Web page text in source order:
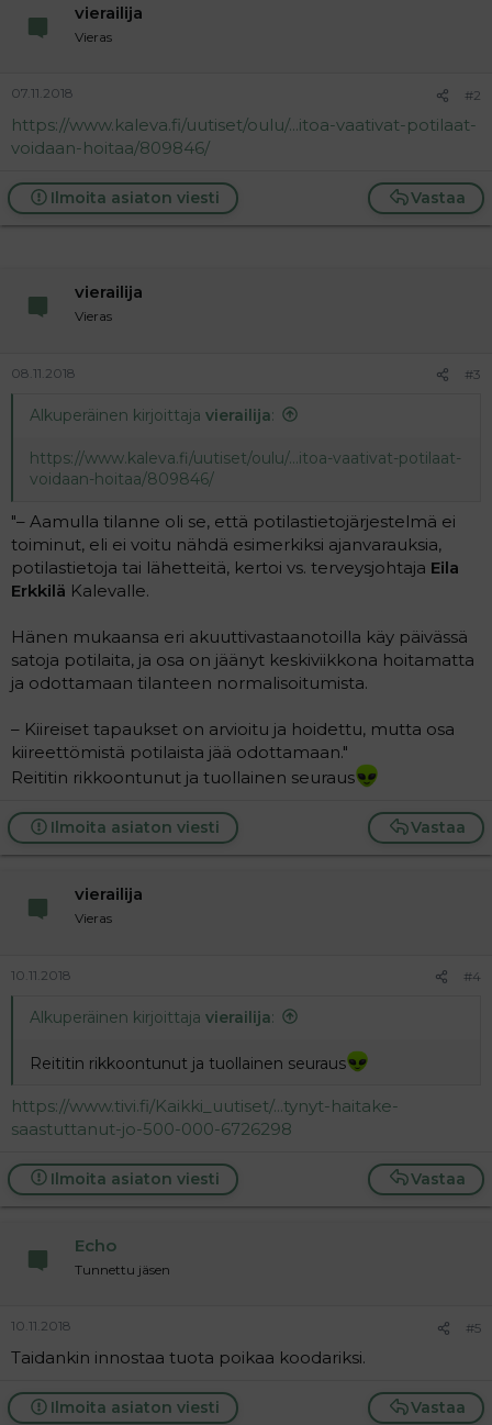
vierailija
Vieras
07.11.2018 #2
https://www.kaleva.fi/uutiset/oulu/...itoa-vaativat-potilaat-
voidaan-hoitaa/809846/
Vastaa
Ilmoita asiaton viesti
vierailija
Vieras
08.11.2018 #3
Alkuperäinen kirjoittaja vierailija:
https://www.kaleva.fi/uutiset/oulu/...itoa-vaativat-potilaat-
voidaan-hoitaa/809846/
"– Aamulla tilanne oli se, että potilastietojärjestelmä ei
toiminut, eli ei voitu nähdä esimerkiksi ajanvarauksia,
potilastietoja tai lähetteitä, kertoi vs. terveysjohtaja Eila
Erkkilä Kalevalle.
Hänen mukaansa eri akuuttivastaanotoilla käy päivässä
satoja potilaita, ja osa on jäänyt keskiviikkona hoitamatta
ja odottamaan tilanteen normalisoitumista.
– Kiireiset tapaukset on arvioitu ja hoidettu, mutta osa
kiireettömistä potilaista jää odottamaan."
Reititin rikkoontunut ja tuollainen seuraus
Vastaa
Ilmoita asiaton viesti
vierailija
Vieras
10.11.2018 #4
Alkuperäinen kirjoittaja vierailija:
Reititin rikkoontunut ja tuollainen seuraus
https://www.tivi.fi/Kaikki_uutiset/...tynyt-haitake-
saastuttanut-jo-500-000-6726298
Vastaa
Ilmoita asiaton viesti
Echo
Tunnettu jäsen
10.11.2018 #5
Taidankin innostaa tuota poikaa koodariksi.
Vastaa
Ilmoita asiaton viesti